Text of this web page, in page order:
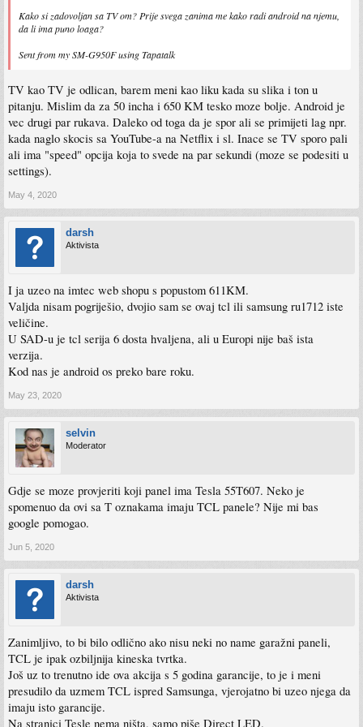
Kako si zadovoljan sa TV om? Prije svega zanima me kako radi android na njemu,
da li ima puno loaga?
Sent from my SM-G950F using Tapatalk
TV kao TV je odlican, barem meni kao liku kada su slika i ton u
pitanju. Mislim da za 50 incha i 650 KM tesko moze bolje. Android je
vec drugi par rukava. Daleko od toga da je spor ali se primijeti lag npr.
kada naglo skocis sa YouTube-a na Netflix i sl. Inace se TV sporo pali
ali ima "speed" opcija koja to svede na par sekundi (moze se podesiti u
settings).
May 4, 2020
darsh
Aktivista
I ja uzeo na imtec web shopu s popustom 611KM.
Valjda nisam pogriješio, dvojio sam se ovaj tcl ili samsung ru1712 iste
veličine.
U SAD-u je tcl serija 6 dosta hvaljena, ali u Europi nije baš ista
verzija.
Kod nas je android os preko bare roku.
May 23, 2020
selvin
Moderator
Gdje se moze provjeriti koji panel ima Tesla 55T607. Neko je
spomenuo da ovi sa T oznakama imaju TCL panele? Nije mi bas
google pomogao.
Jun 5, 2020
darsh
Aktivista
Zanimljivo, to bi bilo odlično ako nisu neki no name garažni paneli,
TCL je ipak ozbiljnija kineska tvrtka.
Još uz to trenutno ide ova akcija s 5 godina garancije, to je i meni
presudilo da uzmem TCL ispred Samsunga, vjerojatno bi uzeo njega da
imaju isto garancije.
Na stranici Tesle nema ništa, samo piše Direct LED.